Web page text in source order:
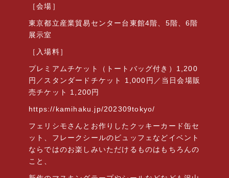
［会場］
東京都立産業貿易センター台東館4階、 5階、6階
展示室
［入場料］
プレミアムチケット（トートバッグ付き） 1,200
円／スタンダードチケット
1,000円／当日会場販
売チケット
1,200円
https://kamihaku.jp/202309tokyo/
フェリシモさんとお作りしたクッキーカード缶セ
ット、フレークシールのビュッフェなどイベント
ならではのお楽しみいただけるものはもちろんの
こと、